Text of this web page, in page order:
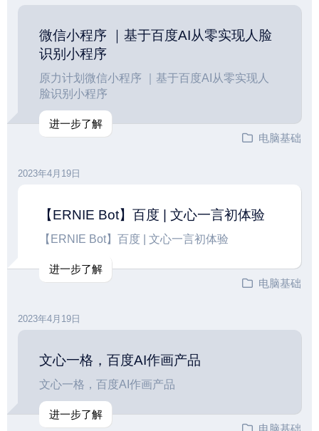
微信小程序 ｜基于百度AI从零实现人脸
识别小程序
原力计划微信小程序 ｜基于百度AI从零实现人
脸识别小程序
进一步了解
电脑基础
2023年4月19日
【ERNIE Bot】百度 | 文心一言初体验
【ERNIE Bot】百度 | 文心一言初体验
进一步了解
电脑基础
2023年4月19日
文心一格，百度AI作画产品
文心一格，百度AI作画产品
进一步了解
电脑基础